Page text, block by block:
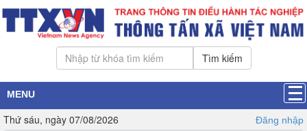
Tìm kiếm
MENU
Thứ sáu, ngày 07/08/2026 Đăng nhập